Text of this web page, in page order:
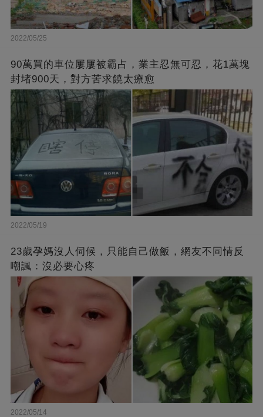
2022/05/25
90萬買的車位屢屢被霸占，業主忍無可忍，花1萬塊
封堵900天，對方苦求饒太療愈
2022/05/19
23歲孕媽沒人伺候，只能自己做飯，網友不同情反
嘲諷：沒必要心疼
2022/05/14